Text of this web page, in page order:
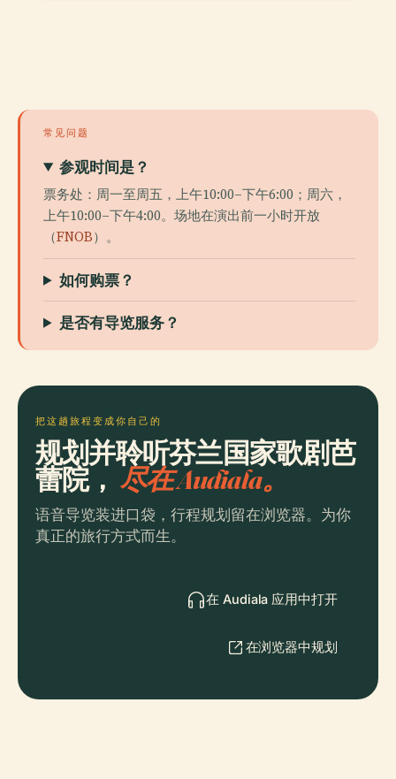
常见问题
参观时间是？
票务处：周一至周五，上午10:00–下午6:00；周六，
上午10:00–下午4:00。场地在演出前一小时开放
（FNOB）。
如何购票？
是否有导览服务？
把这趟旅程变成你自己的
规划并聆听芬兰国家歌剧芭
蕾院， 尽在 Audiala。
语音导览装进口袋，行程规划留在浏览器。为你
真正的旅行方式而生。
在 Audiala 应用中打开
在浏览器中规划